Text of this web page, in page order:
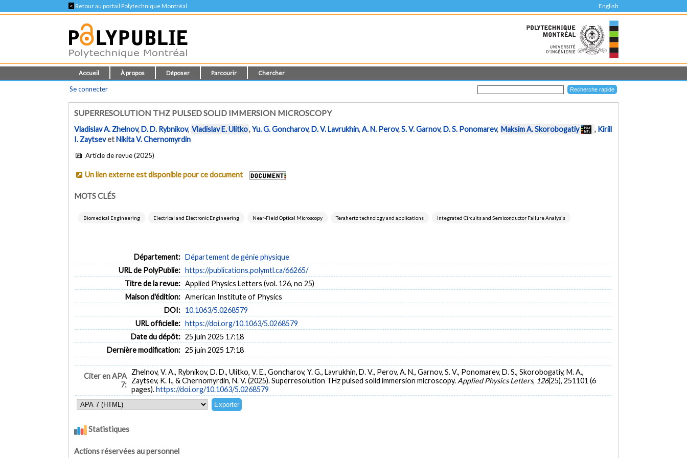
< Retour au portail Polytechnique Montréal English
Accueil À propos Déposer Parcourir Chercher
Se connecter
SUPERRESOLUTION THZ PULSED SOLID IMMERSION MICROSCOPY
Vladislav A. Zhelnov,D. D. Rybnikov, Vladislav E. Ulitko,Yu. G. Goncharov,D. V. Lavrukhin,A. N. Perov,S. V. Garnov,D. S. Ponomarev, Maksim A. Skorobogatiy , Kirill
I. ZaytsevetNikita V. Chernomyrdin
Article de revue (2025)
Un lien externe est disponible pour ce document
MOTS CLÉS
Biomedical Engineering Electrical and Electronic Engineering Near-Field Optical Microscopy Terahertz technology and applications Integrated Circuits and Semiconductor Failure Analysis
Département: Département de génie physique
URL de PolyPublie: https://publications.polymtl.ca/66265/
Titre de la revue: Applied Physics Letters (vol. 126, no 25)
Maison d'édition: American Institute of Physics
DOI: 10.1063/5.0268579
URL officielle: https://doi.org/10.1063/5.0268579
Date du dépôt: 25 juin 2025 17:18
Dernière modification: 25 juin 2025 17:18
Citer en APA
7:
Zhelnov, V. A., Rybnikov, D. D., Ulitko, V. E., Goncharov, Y. G., Lavrukhin, D. V., Perov, A. N., Garnov, S. V., Ponomarev, D. S., Skorobogatiy, M. A.,
Zaytsev, K. I., & Chernomyrdin, N. V. (2025). Superresolution THz pulsed solid immersion microscopy. Applied Physics Letters, 126(25), 251101 (6
pages).https://doi.org/10.1063/5.0268579
Statistiques
Actions réservées au personnel